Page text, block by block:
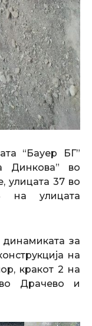
“Бауер БГ”
Динкова” во
улицата 37 во
на улицата
за
на
кракот 2 на
во Драчево и